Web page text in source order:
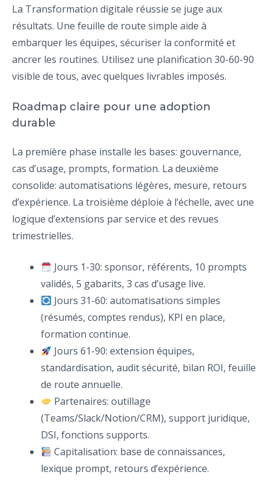
La Transformation digitale réussie se juge aux
résultats. Une feuille de route simple aide à
embarquer les équipes, sécuriser la conformité et
ancrer les routines. Utilisez une planification 30-60-90
visible de tous, avec quelques livrables imposés.
Roadmap claire pour une adoption
durable
La première phase installe les bases: gouvernance,
cas d’usage, prompts, formation. La deuxième
consolide: automatisations légères, mesure, retours
d’expérience. La troisième déploie à l’échelle, avec une
logique d’extensions par service et des revues
trimestrielles.
Jours 1-30: sponsor, référents, 10 prompts
validés, 5 gabarits, 3 cas d’usage live.
Jours 31-60: automatisations simples
(résumés, comptes rendus), KPI en place,
formation continue.
Jours 61-90: extension équipes,
standardisation, audit sécurité, bilan ROI, feuille
de route annuelle.
Partenaires: outillage
(Teams/Slack/Notion/CRM), support juridique,
DSI, fonctions supports.
Capitalisation: base de connaissances,
lexique prompt, retours d’expérience.